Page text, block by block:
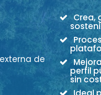
de
Crea,
perfil
sin